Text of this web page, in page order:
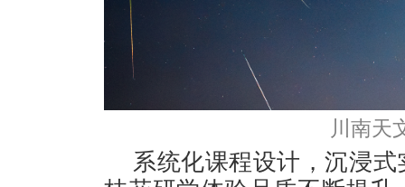
川南天
系统化课程设计，沉浸